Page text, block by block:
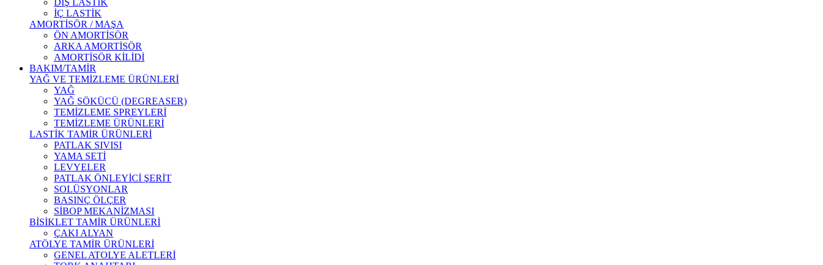
DIŞ LASTİK
İÇ LASTİK
AMORTİSÖR / MAŞA
ÖN AMORTİSÖR
ARKA AMORTİSÖR
AMORTİSÖR KİLİDİ
BAKIM/TAMİR
YAĞ VE TEMİZLEME ÜRÜNLERİ
YAĞ
YAĞ SÖKÜCÜ (DEGREASER)
TEMİZLEME SPREYLERİ
TEMİZLEME ÜRÜNLERİ
LASTİK TAMİR ÜRÜNLERİ
PATLAK SIVISI
YAMA SETİ
LEVYELER
PATLAK ÖNLEYİCİ ŞERİT
SOLÜSYONLAR
BASINÇ ÖLÇER
SİBOP MEKANİZMASI
BİSİKLET TAMİR ÜRÜNLERİ
ÇAKI ALYAN
ATÖLYE TAMİR ÜRÜNLERİ
GENEL ATOLYE ALETLERİ